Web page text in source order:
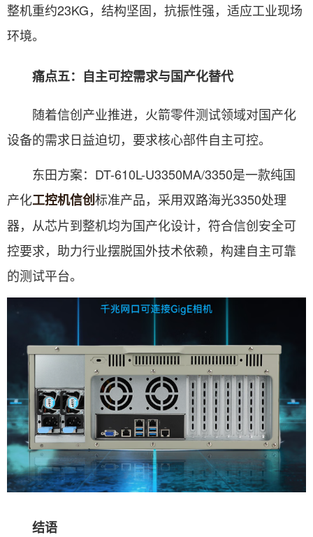
整机重约23KG，结构坚固，抗振性强，适应工业现场
环境。
痛点五：自主可控需求与国产化替代
随着信创产业推进，火箭零件测试领域对国产化
设备的需求日益迫切，要求核心部件自主可控。
东田方案：DT-610L-U3350MA/3350是一款纯国
产化工控机信创标准产品，采用双路海光3350处理
器，从芯片到整机均为国产化设计，符合信创安全可
控要求，助力行业摆脱国外技术依赖，构建自主可靠
的测试平台。
结语